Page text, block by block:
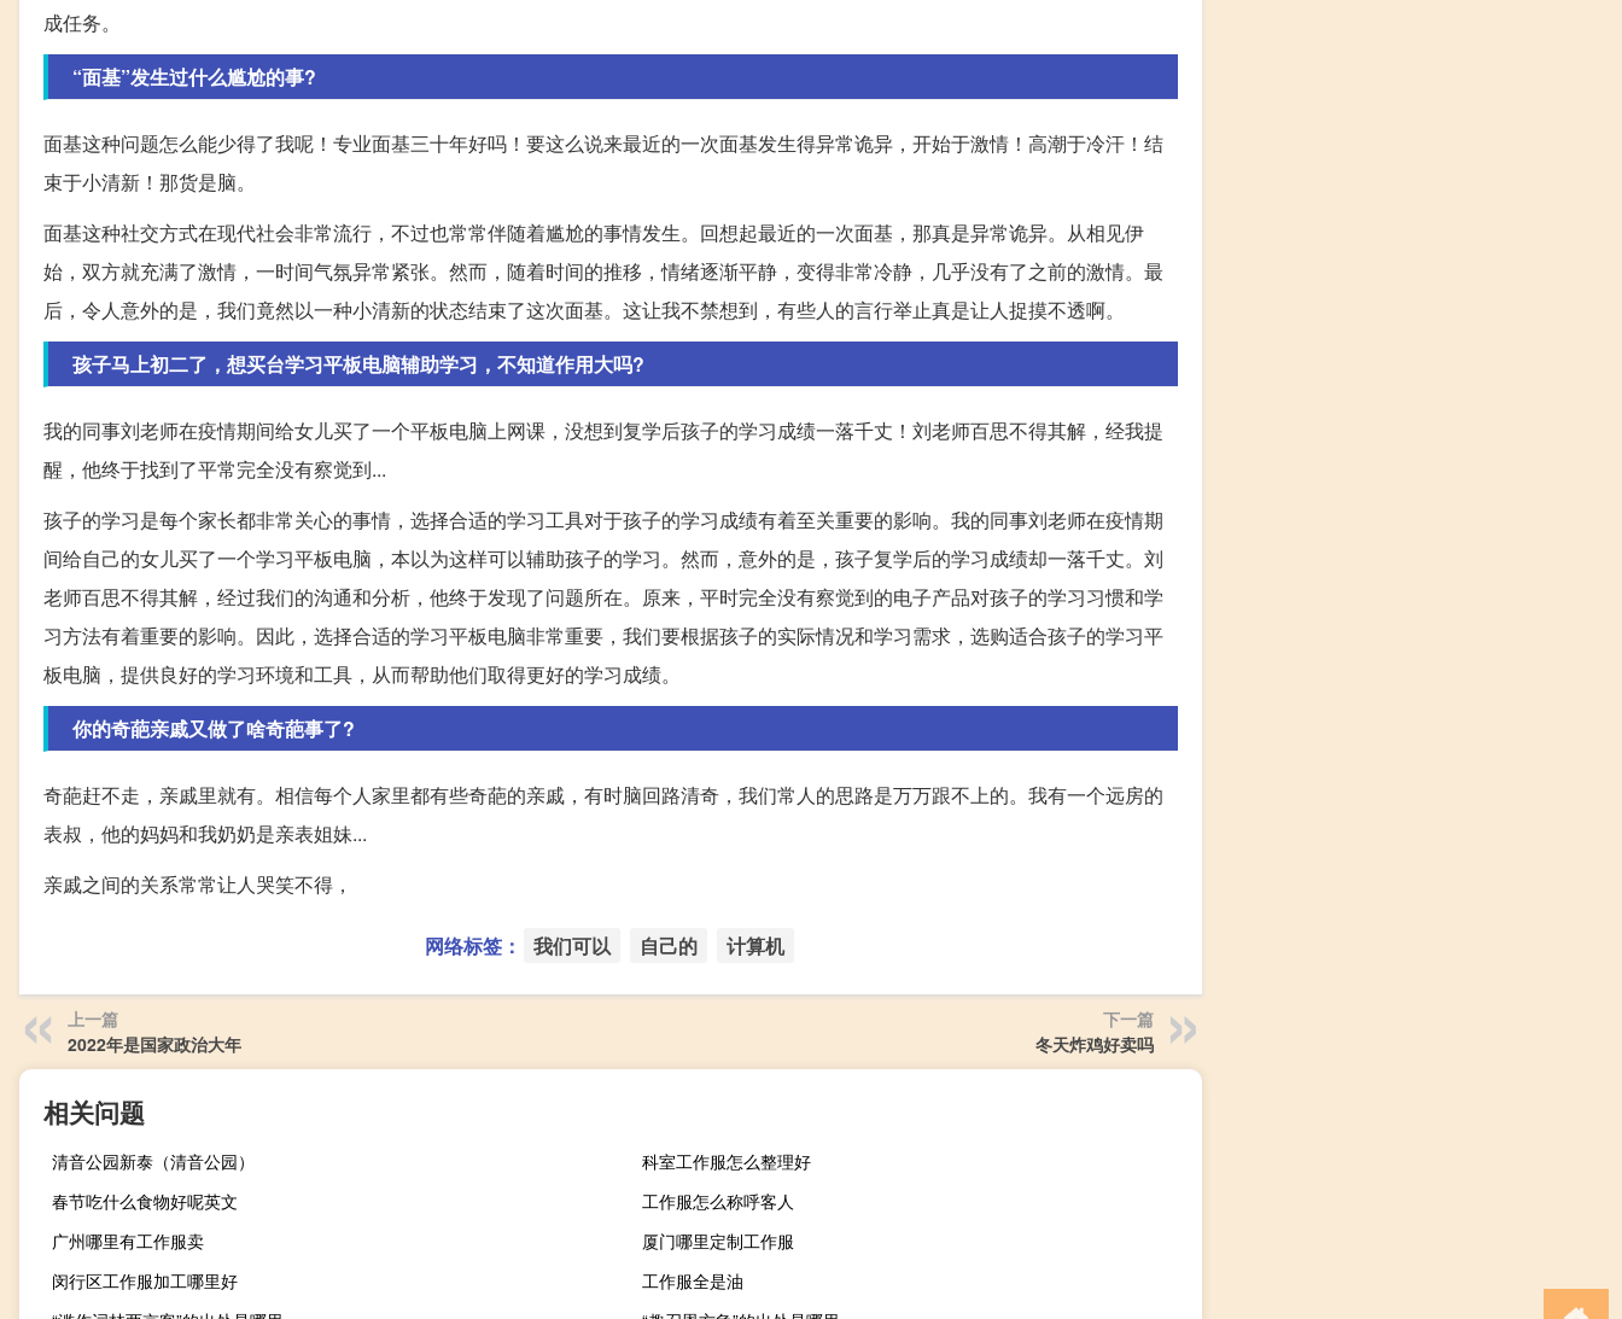
成任务。
“面基”发生过什么尴尬的事?
面基这种问题怎么能少得了我呢！专业面基三十年好吗！要这么说来最近的一次面基发生得异常诡异，开始于激情！高潮于冷汗！结
束于小清新！那货是脑。
面基这种社交方式在现代社会非常流行，不过也常常伴随着尴尬的事情发生。回想起最近的一次面基，那真是异常诡异。从相见伊
始，双方就充满了激情，一时间气氛异常紧张。然而，随着时间的推移，情绪逐渐平静，变得非常冷静，几乎没有了之前的激情。最
后，令人意外的是，我们竟然以一种小清新的状态结束了这次面基。这让我不禁想到，有些人的言行举止真是让人捉摸不透啊。
孩子马上初二了，想买台学习平板电脑辅助学习，不知道作用大吗?
我的同事刘老师在疫情期间给女儿买了一个平板电脑上网课，没想到复学后孩子的学习成绩一落千丈！刘老师百思不得其解，经我提
醒，他终于找到了平常完全没有察觉到...
孩子的学习是每个家长都非常关心的事情，选择合适的学习工具对于孩子的学习成绩有着至关重要的影响。我的同事刘老师在疫情期
间给自己的女儿买了一个学习平板电脑，本以为这样可以辅助孩子的学习。然而，意外的是，孩子复学后的学习成绩却一落千丈。刘
老师百思不得其解，经过我们的沟通和分析，他终于发现了问题所在。原来，平时完全没有察觉到的电子产品对孩子的学习习惯和学
习方法有着重要的影响。因此，选择合适的学习平板电脑非常重要，我们要根据孩子的实际情况和学习需求，选购适合孩子的学习平
板电脑，提供良好的学习环境和工具，从而帮助他们取得更好的学习成绩。
你的奇葩亲戚又做了啥奇葩事了?
奇葩赶不走，亲戚里就有。相信每个人家里都有些奇葩的亲戚，有时脑回路清奇，我们常人的思路是万万跟不上的。我有一个远房的
表叔，他的妈妈和我奶奶是亲表姐妹...
亲戚之间的关系常常让人哭笑不得，
网络标签： 我们可以 自己的 计算机
上一篇
2022年是国家政治大年
下一篇
冬天炸鸡好卖吗
相关问题
清音公园新泰（清音公园）
科室工作服怎么整理好
春节吃什么食物好呢英文
工作服怎么称呼客人
广州哪里有工作服卖
厦门哪里定制工作服
闵行区工作服加工哪里好
工作服全是油